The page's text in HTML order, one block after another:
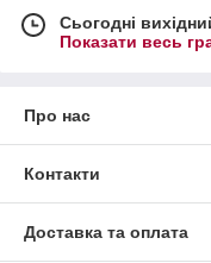
Сьогодні
Показати весь
Про нас
Контакти
Доставка та оплата